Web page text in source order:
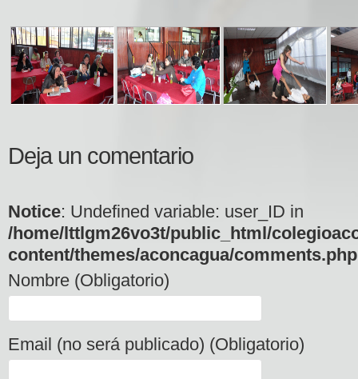
Deja un comentario
Notice: Undefined variable: user_ID in
/home/lttlgm26vo3t/public_html/
content/themes/aconcagua/comments.php
Nombre (Obligatorio)
Email (no será publicado) (Obligatorio)